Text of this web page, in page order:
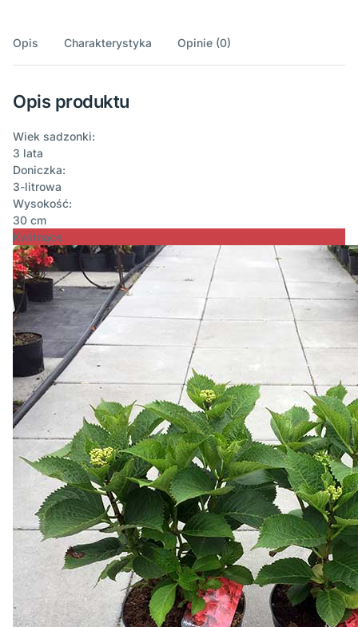
Opis Charakterystyka Opinie (0)
Opis produktu
Wiek sadzonki:
3 lata
Doniczka:
3-litrowa
Wysokość:
30 cm
Kwitnące